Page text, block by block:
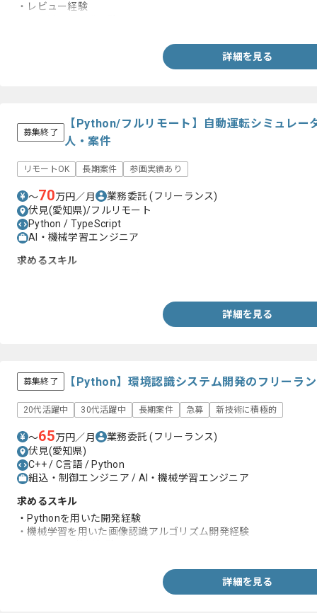
・レビュー経験
詳細を見る
募集終了
【Python/フルリモート】自動運転シミュレー
人・案件
リモートOK 長期案件 参画実績あり
〜70万円／月 業務委託(フリーランス)
伏見(愛知県)/フルリモート
Python / TypeScript
AI・機械学習エンジニア
求めるスキル
詳細を見る
募集終了 【Python】環境認識システム開発のフリーラ
20代活躍中 30代活躍中 長期案件 急募 新技術に積極的
〜65万円／月 業務委託(フリーランス)
伏見(愛知県)
C++ / C言語 / Python
組込・制御エンジニア / AI・機械学習エンジニア
求めるスキル
・Pythonを用いた開発経験
・機械学習を用いた画像認識アルゴリズム開発経験
詳細を見る